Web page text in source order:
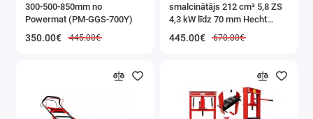
krāsa: melna un violeta
atbalsta kājiņa
300-500-850mm no
Powermat (PM-GGS-700Y)
350.00€ 445.00€
smalcinātājs 212 cm³ 5,8 ZS
4,3 kW līdz 70 mm Hecht
445.00€ 670.00€